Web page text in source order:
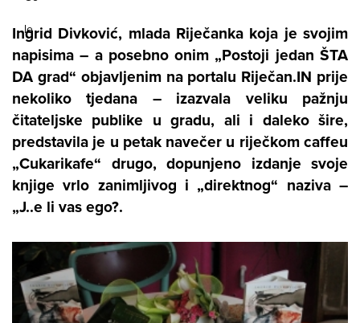
Ingrid Divković, mlada Riječanka koja je svojim
napisima – a posebno onim „Postoji jedan ŠTA
DA grad“ objavljenim na portalu Riječan.IN prije
nekoliko tjedana – izazvala veliku pažnju
čitateljske publike u gradu, ali i daleko šire,
predstavila je u petak navečer u riječkom caffeu
„Cukarikafe“ drugo, dopunjeno izdanje svoje
knjige vrlo zanimljivog i „direktnog“ naziva –
„J..e li vas ego?.